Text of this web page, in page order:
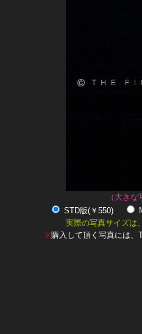
（大き
STD版(￥550)
実際の写真サイズは
※購入して頂く写真には、